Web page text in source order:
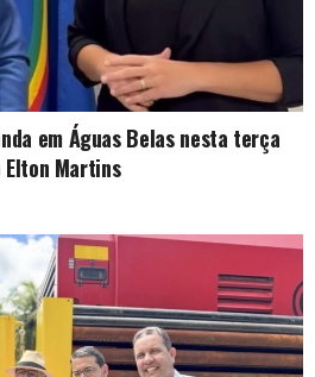
em Águas Belas nesta terça
Martins